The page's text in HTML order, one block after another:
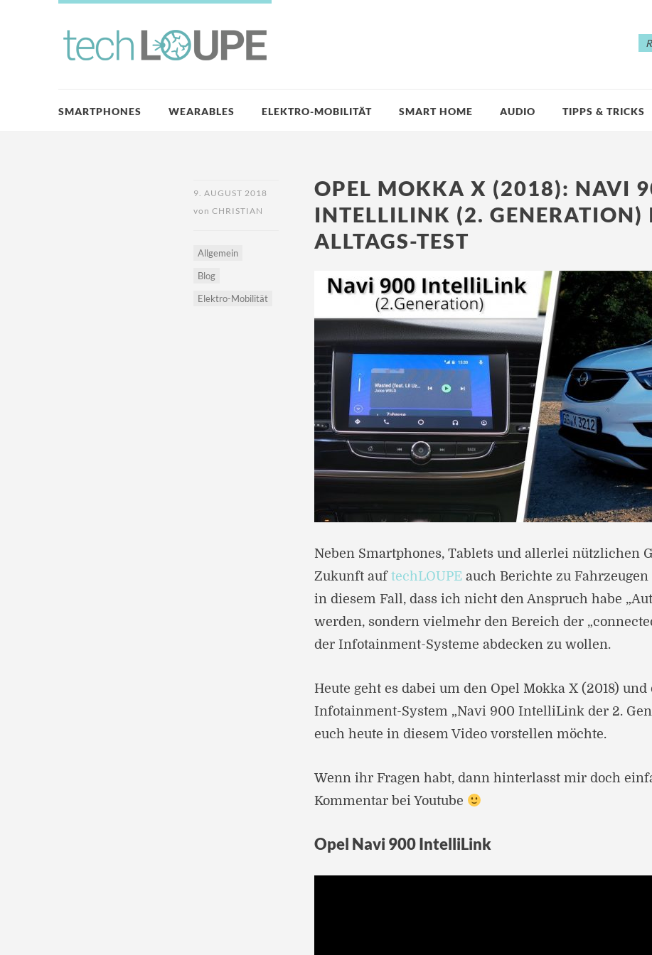
SMARTPHONES WEARABLES ELEKTRO-MOBILITÄT SMART HOME AUDIO TIPPS & TRICKS
9. AUGUST 2018
von CHRISTIAN
Allgemein
Blog
Elektro-Mobilität
OPEL MOKKA X (2018): NAVI
INTELLILINK (2. GENERATION)
ALLTAGS-TEST
Neben Smartphones, Tablets und allerlei nützlichen
Zukunft auf techLOUPE auch Berichte zu Fahrzeugen
in diesem Fall, dass ich nicht den Anspruch habe
werden, sondern vielmehr den Bereich der
der Infotainment-Systeme abdecken zu wollen.
Heute geht es dabei um den Opel Mokka X (2018) und
Infotainment-System „Navi 900 IntelliLink der 2.
euch heute in diesem Video vorstellen möchte.
Wenn ihr Fragen habt, dann hinterlasst mir doch
Kommentar bei Youtube
Opel Navi 900 IntelliLink